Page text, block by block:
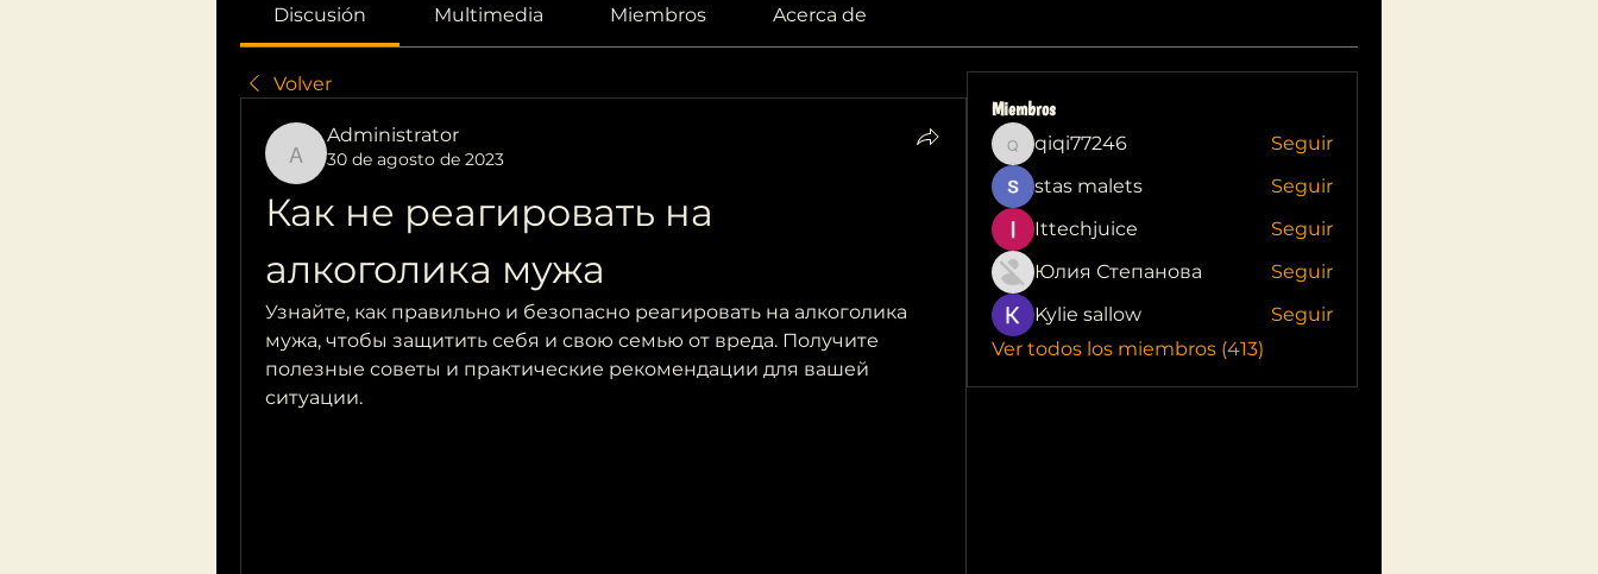
Discusión Multimedia Miembros Acerca de
Volver
Administrator
Administrator
30 de agosto de 2023
Как не реагировать на
алкоголика мужа
Узнайте, как правильно и безопасно реагировать на алкоголика
мужа, чтобы защитить себя и свою семью от вреда. Получите
полезные советы и практические рекомендации для вашей
ситуации.
Miembros
qiqi77246
qiqi77246
Seguir
stas malets
Seguir
Ittechjuice
Seguir
Юлия Степанова
Seguir
Kylie sallow
Seguir
Ver todos los miembros (413)